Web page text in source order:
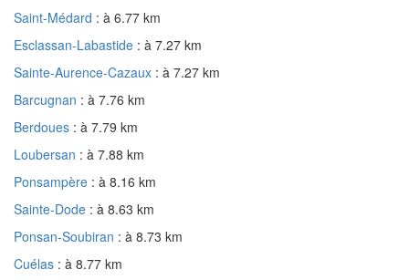
Saint-Médard : à 6.77 km
Esclassan-Labastide : à 7.27 km
Sainte-Aurence-Cazaux : à 7.27 km
Barcugnan : à 7.76 km
Berdoues : à 7.79 km
Loubersan : à 7.88 km
Ponsampère : à 8.16 km
Sainte-Dode : à 8.63 km
Ponsan-Soubiran : à 8.73 km
Cuélas : à 8.77 km